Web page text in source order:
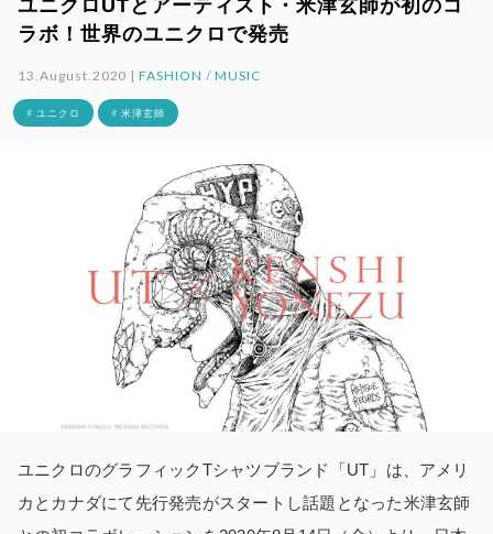
ユニクロUTとアーティスト・米津玄師が初のコ
ラボ！世界のユニクロで発売
13.August.2020 |FASHION / MUSIC
# ユニクロ # 米津玄師
ユニクロのグラフィックTシャツブランド「UT」は、アメリ
カとカナダにて先行発売がスタートし話題となった米津玄師